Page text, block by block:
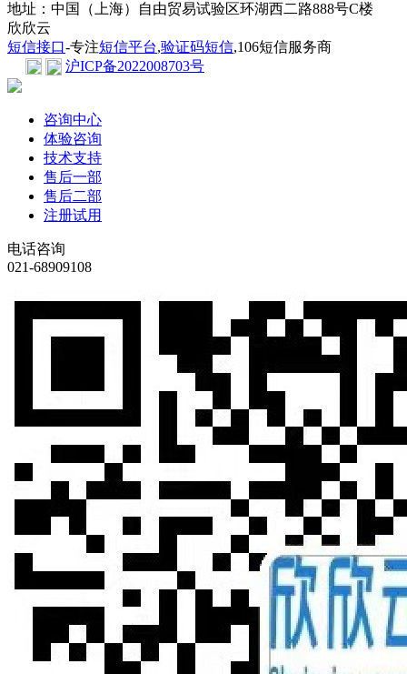
地址：中国（上海）自由贸易试验区环湖西二路888号C楼
欣欣云
短信接口-专注短信平台,验证码短信,106短信服务商
沪ICP备2022008703号
咨询中心
体验咨询
技术支持
售后一部
售后二部
注册试用
电话咨询
021-68909108